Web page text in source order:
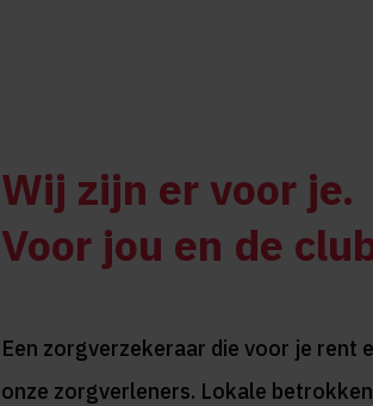
Wij zijn er voor je.
Voor jou en de
Een zorgverzekeraar die voor je rent
onze zorgverleners. Lokale